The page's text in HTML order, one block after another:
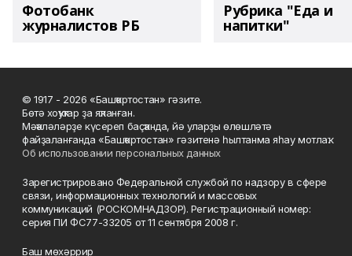
Фотобанк
журналистов РБ
Рубрика "Еда и
напитки"
© 1917 - 2026 «Башҡортостан» гәзите.
Бөтә хоҡуҡтар ҙа яҡланған.
Мәҡәләләрҙе күсереп баҫҡанда, йә уларҙы өлөшләтә
файҙаланғанда «Башҡортостан» гәзитенә һылтанма яһау мотлаҡ.
Об использовании персональных данных
Зарегистрировано Федеральной службой по надзору в сфере
связи, информационных технологий и массовых
коммуникаций (РОСКОМНАДЗОР). Регистрационный номер:
серия ПИ ФС77-33205 от 11 сентября 2008 г.
Баш мөхәррир